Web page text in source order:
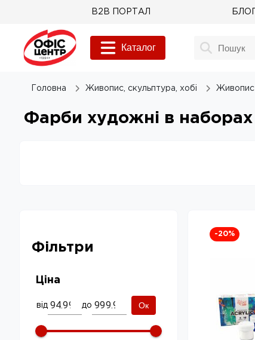
B2B ПОРТАЛ БЛОГ
Каталог
Головна Живопис, скульптура, хобі Живопис
Фарби художні в наборах
Фільтри
Ціна
від до Ок
-20%